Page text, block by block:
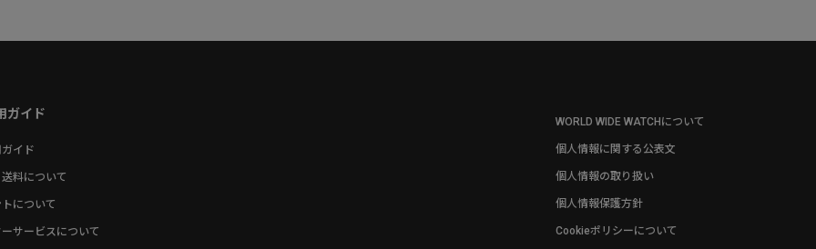
ガイド
イド
料について
について
サービスについて
WORLD WIDE WATCHについて
個人情報に関する公表文
個人情報の取り扱い
個人情報保護方針
Cookieポリシーについて